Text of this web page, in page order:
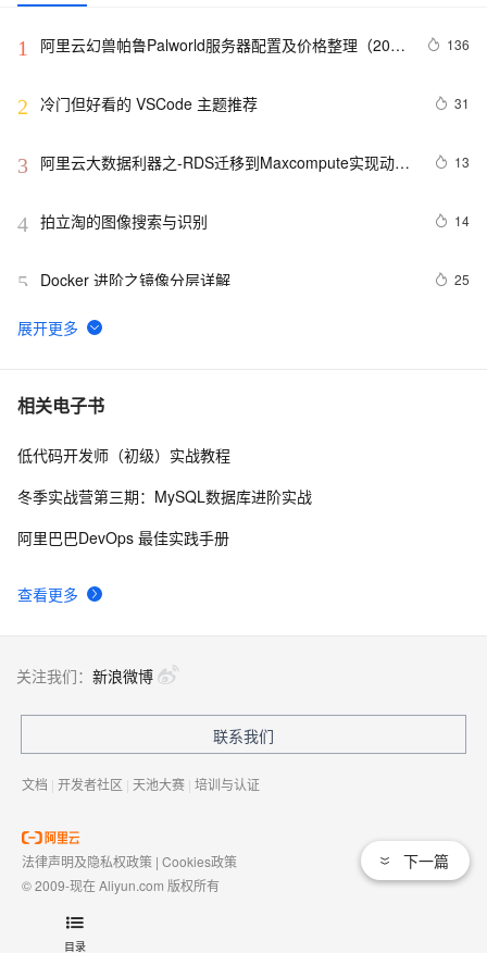
目录
1
阿里云幻兽帕鲁Palworld服务器配置及价格整理（2024
136
2 冷门但好看的 VSCode 主题推荐 31
3
阿里云大数据利器之-RDS迁移到Maxcompute实现动态
13
4 拍立淘的图像搜索与识别 14
5 Docker 进阶之镜像分层详解 25
6 GET 请求和 POST 请求的安全性有何区别？
7 hdu 3015 Disharmony Trees
8 perl--CGI编程之Apache服务器安装配置
相关电子书
查看更多
低代码开发师（初级）实战教程
冬季实战营第三期：MySQL数据库进阶实战
阿里巴巴DevOps 最佳实践手册
下一篇
关注我们： 新浪微博
联系我们
文档 | 开发者社区 | 天池大赛 | 培训与认证
法律声明及隐私权政策 | Cookies政策
© 2009-现在 Aliyun.com 版权所有
域名注册服务机构许可：